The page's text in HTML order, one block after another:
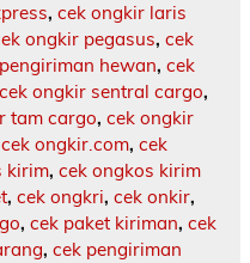
, cek ongkir laris
ongkir pegasus, cek
hewan, cek
cek ongkir sentral cargo,
tam cargo, cek ongkir
cek ongkir.com, cek
kirim, cek ongkos kirim
, cek ongkri, cek onkir,
, cek paket kiriman, cek
, cek pengiriman